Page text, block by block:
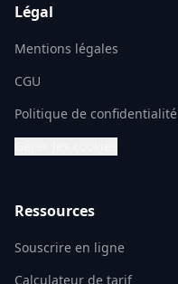
Légal
Mentions légales
CGU
Politique de confidentialité
Ressources
Souscrire en ligne
Calculateur de tarif